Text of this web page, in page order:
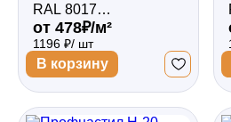
RAL 8017
(Шоколадно-
коричневый)
2000*1150*0,45
односторонний
от 478₽/м²
1196 ₽/ шт
В корзину